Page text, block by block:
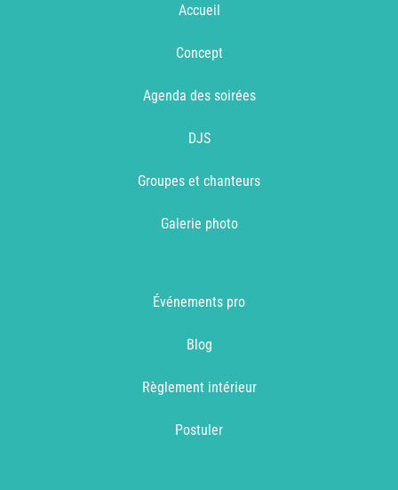
Accueil
Concept
Agenda des soirées
DJS
Groupes et chanteurs
Galerie photo
Événements pro
Blog
Règlement intérieur
Postuler